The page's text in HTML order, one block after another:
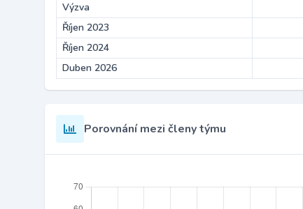
Výzva
Říjen 2023
Říjen 2024
Duben 2026
Porovnání mezi členy týmu